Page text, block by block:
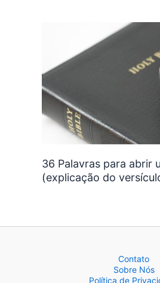
36 Palavras para abrir
(explicação do
Contato
Sobre Nós
Política de